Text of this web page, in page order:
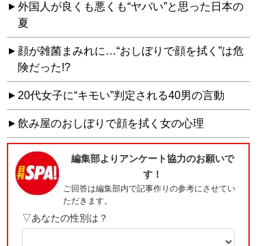
外国人が良くも悪くも“ヤバい”と思った日本の
夏
顔が雑菌まみれに…“おしぼりで顔を拭く”は危
険だった!?
20代女子に“キモい”判定される40男の言動
飲み屋のおしぼりで顔を拭く女の心理